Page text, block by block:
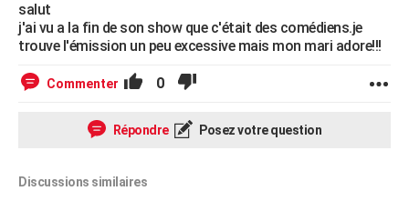
salut
j'ai vu a la fin de son show que c'était des comédiens.je
trouve l'émission un peu excessive mais mon mari adore!!!
Commenter 0
Répondre Posez votre question
Discussions similaires